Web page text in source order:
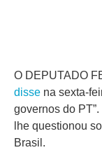
O DEPUTADO
disse na sexta-
governos do
lhe questionou
Brasil.